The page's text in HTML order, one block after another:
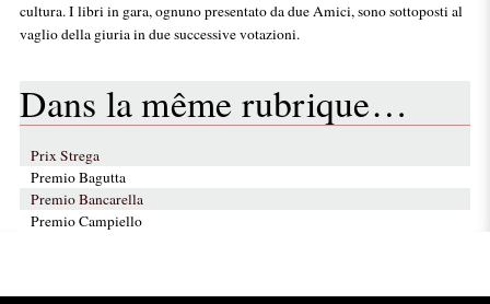
cultura. I libri in gara, ognuno presentato da due Amici, sono sottoposti al
vaglio della giuria in due successive votazioni.
Dans la même rubrique…
Prix Strega
Premio Bagutta
Premio Bancarella
Premio Campiello